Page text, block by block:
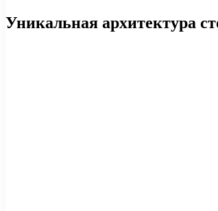
Уникальная архитектура